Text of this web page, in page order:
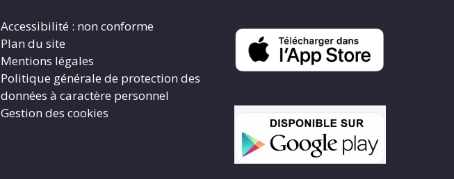
Accessibilité : non conforme
Plan du site
Mentions légales
Politique générale de protection des
données à caractère personnel
Gestion des cookies